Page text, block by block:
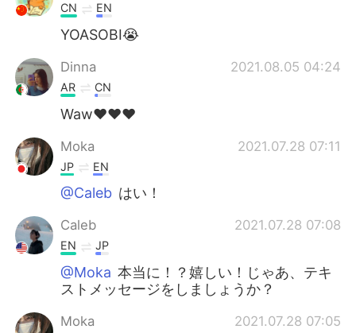
CN EN
YOASOBI😭
Dinna 2021.08.05 04:24
AR CN
Waw❤️❤️❤️
Moka 2021.07.28 07:11
JP EN
@Caleb はい！
Caleb 2021.07.28 07:08
EN JP
@Moka 本当に！？嬉しい！じゃあ、テキ
ストメッセージをしましょうか？
Moka 2021.07.28 07:05